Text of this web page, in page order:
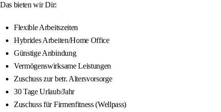
Das bieten wir Dir:
Flexible Arbeitszeiten
Hybrides Arbeiten/Home Office
Günstige Anbindung
Vermögenswirksame Leistungen
Zuschuss zur betr. Altersvorsorge
30 Tage Urlaub/Jahr
Zuschuss für Firmenfitness (Wellpass)